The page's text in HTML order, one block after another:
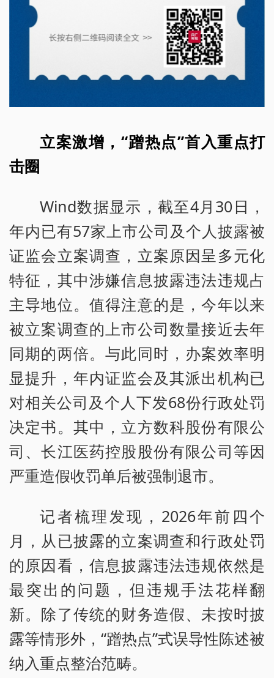
立案激增，“蹭热点”首入重点打
击圈
Wind数据显示，截至4月30日，
年内已有57家上市公司及个人披露被
证监会立案调查，立案原因呈多元化
特征，其中涉嫌信息披露违法违规占
主导地位。值得注意的是，今年以来
被立案调查的上市公司数量接近去年
同期的两倍。与此同时，办案效率明
显提升，年内证监会及其派出机构已
对相关公司及个人下发68份行政处罚
决定书。其中，立方数科股份有限公
司、长江医药控股股份有限公司等因
严重造假收罚单后被强制退市。
记者梳理发现，2026年前四个
月，从已披露的立案调查和行政处罚
的原因看，信息披露违法违规依然是
最突出的问题，但违规手法花样翻
新。除了传统的财务造假、未按时披
露等情形外，“蹭热点”式误导性陈述被
纳入重点整治范畴。